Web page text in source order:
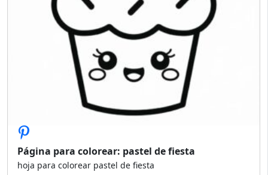
Página para colorear: pastel de fiesta
hoja para colorear pastel de fiesta